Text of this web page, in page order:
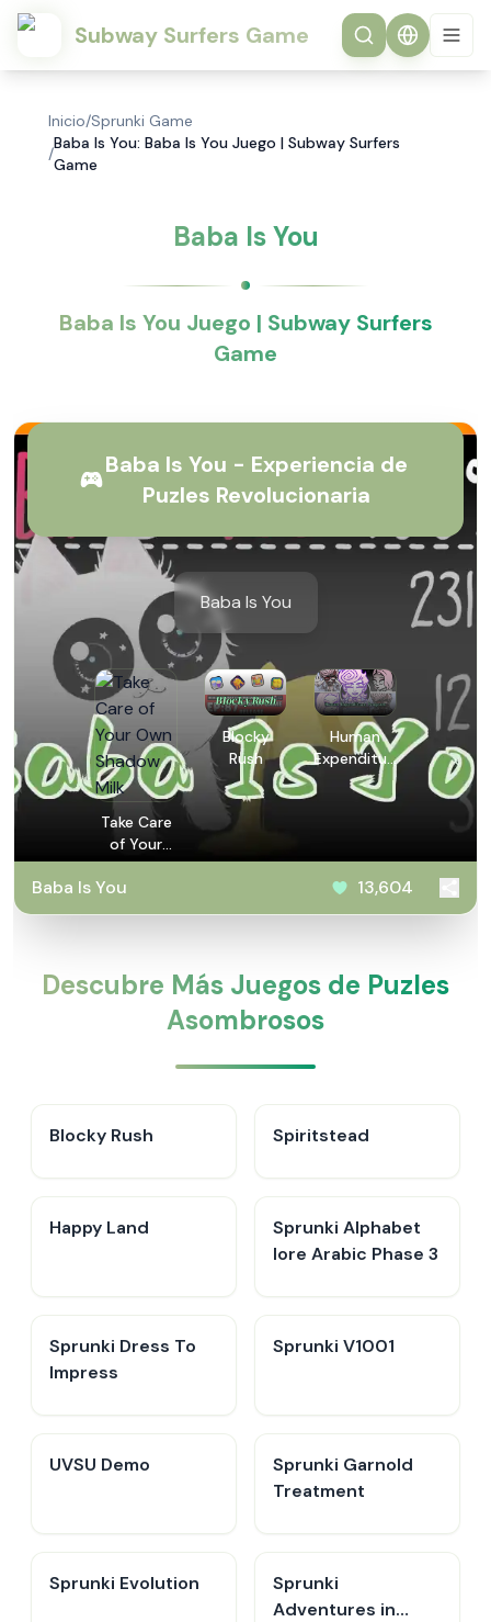
Subway Surfers Game
Inicio/Sprunki Game
/
Baba Is You: Baba Is You Juego | Subway Surfers
Game
Baba Is You
Baba Is You Juego | Subway Surfers
Game
Baba Is You - Experiencia de
Puzles Revolucionaria
Baba Is You
Take Care
of Your
Own
Shadow
Milk
Blocky
Rush
Human
Expenditure
Program
Baba Is You 13,604
Descubre Más Juegos de Puzles
Asombrosos
Blocky Rush Spiritstead
Happy Land
Sprunki Alphabet
lore Arabic Phase 3
Sprunki Dress To
Impress
Sprunki V1001
UVSU Demo
Sprunki Garnold
Treatment
Sprunki Evolution
Sprunki
Adventures in